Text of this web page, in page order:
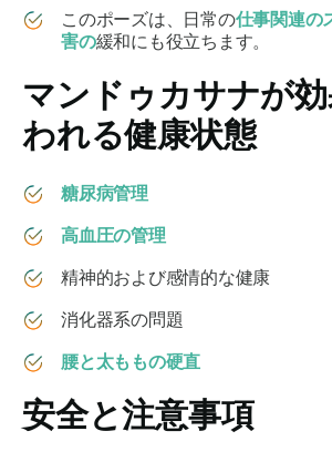
このポーズは、日常の仕事関連の
害の緩和にも役立ちます。
マンドゥカサナが
われる健康状態
糖尿病管理
高血圧の管理
精神的および感情的な健康
消化器系の問題
腰と太ももの硬直
安全と注意事項